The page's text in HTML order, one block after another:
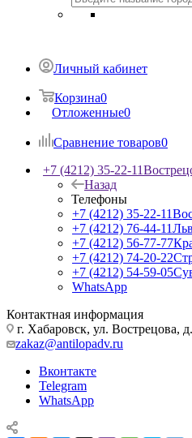
Личный кабинет
Корзина0
Отложенные0
Сравнение товаров0
+7 (4212) 35-22-11
Назад
Телефоны
+7 (4212) 35-22-11
+7 (4212) 76-44-11
+7 (4212) 56-77-77
+7 (4212) 74-20-22
+7 (4212) 54-59-05
WhatsApp
Контактная информация
г. Хабаровск, ул. Вострецова,
zakaz@antilopadv.ru
Вконтакте
Telegram
WhatsApp